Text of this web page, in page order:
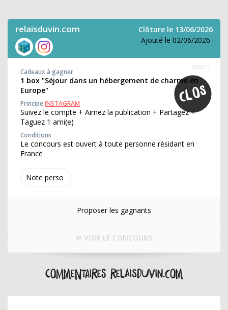
relaisduvin.com
Clôture le 13/06/2026
Ajouté le 02/06/2026
Note perso
369571
Cadeaux à gagner
1 box "Séjour dans un hébergement de charme en
Europe"
PrincipeINSTAGRAM
Suivez le compte + Aimez la publication + Partagez +
Taguez 1 ami(e)
Conditions
Le concours est ouvert à toute personne résidant en
France
Proposer les gagnants
VOIR LE CONCOURS
Commentaires relaisduvin.com